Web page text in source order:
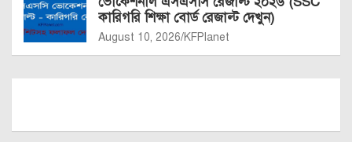
কারিগরি শিক্ষা বোর্ড রেজাল্ট দেখুন)
August 10, 2026 KFPlanet